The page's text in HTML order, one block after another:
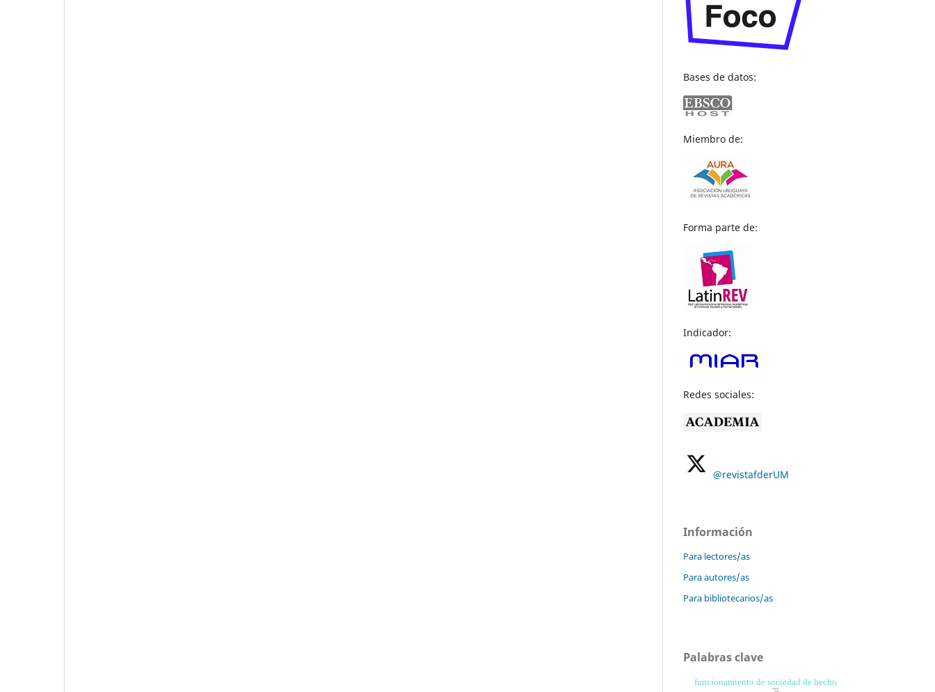
Bases de datos:
Miembro de:
Forma parte de:
Indicador:
Redes sociales:
@revistafderUM
Información
Para lectores/as
Para autores/as
Para bibliotecarios/as
Palabras clave
funcionamiento de sociedad de hecho